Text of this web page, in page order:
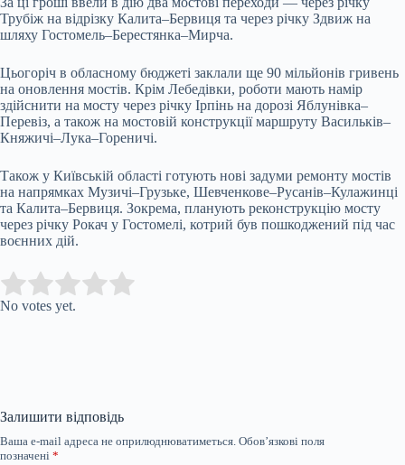
Трубіж на відрізку Калита–Бервиця та через річку Здвиж на
шляху Гостомель–Берестянка–Мирча.
Цьогоріч в обласному бюджеті заклали ще 90 мільйонів гривень
на оновлення мостів. Крім Лебедівки, роботи мають намір
здійснити на мосту через річку Ірпінь на дорозі Яблунівка–
Перевіз, а також на мостовій конструкції маршруту Васильків–
Княжичі–Лука–Гореничі.
Також у Київській області готують нові задуми ремонту мостів
на напрямках Музичі–Грузьке, Шевченкове–Русанів–Кулажинці
та Калита–Бервиця. Зокрема, планують реконструкцію мосту
через річку Рокач у Гостомелі, котрий був пошкоджений під час
воєнних дій.
Rate this item:
No votes yet.
Залишити відповідь
Ваша e-mail адреса не оприлюднюватиметься. Обов’язкові поля
позначені *